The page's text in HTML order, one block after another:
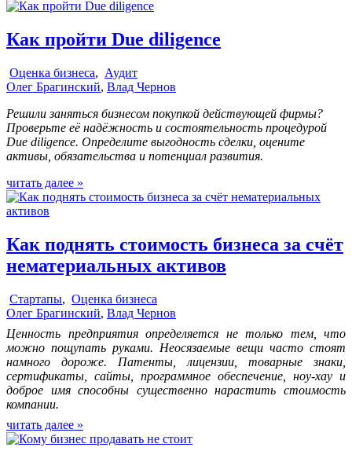
Как пройти Due diligence
Оценка бизнеса, Аудит
Олег Брагинский, Влад Чернов
Решили заняться бизнесом покупкой действующей фирмы?
Проверьте её надёжность и состоятельность процедурой
Due diligence. Определите выгодность сделки, оцените
активы, обязательства и потенциал развития.
читать далее »
Как поднять стоимость бизнеса за счёт
нематериальных активов
Стартапы, Оценка бизнеса
Олег Брагинский, Влад Чернов
Ценность предприятия определяется не только тем, что
можно пощупать руками. Неосязаемые вещи часто стоят
намного дороже. Патенты, лицензии, товарные знаки,
сертификаты, сайты, программное обеспечение, ноу-хау и
доброе имя способны существенно нарастить стоимость
компании.
читать далее »